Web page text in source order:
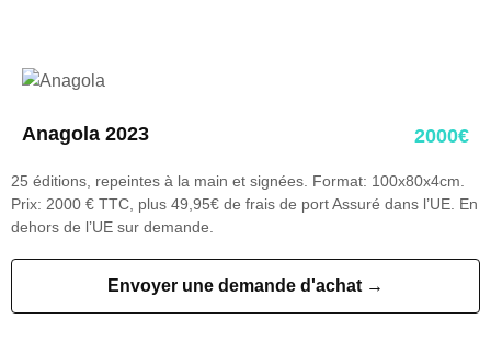
Anagola 2023 2000€
25 éditions, repeintes à la main et signées. Format: 100x80x4cm.
Prix: 2000 € TTC, plus 49,95€ de frais de port Assuré dans l’UE. En
dehors de l’UE sur demande.
Envoyer une demande d'achat →